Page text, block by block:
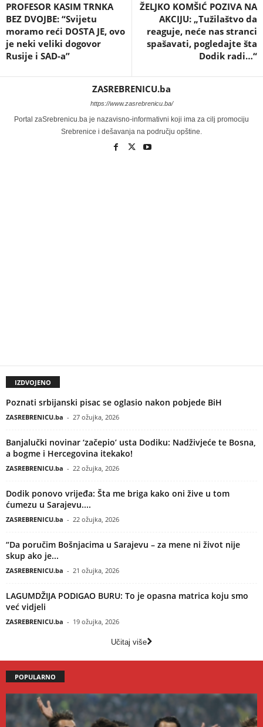
PROFESOR KASIM TRNKA
BEZ DVOJBE: “Svijetu
moramo reći DOSTA JE, ovo
je neki veliki dogovor
Rusije i SAD-a”
ŽELJKO KOMŠIĆ POZIVA NA
AKCIJU: „Tužilaštvo da
reaguje, neće nas stranci
spašavati, pogledajte šta
Dodik radi…“
ZASREBRENICU.ba
https://www.zasrebrenicu.ba/
Portal zaSrebrenicu.ba je nazavisno-informativni koji ima za cilj promociju
Srebrenice i dešavanja na području opštine.
IZDVOJENO
Poznati srbijanski pisac se oglasio nakon pobjede BiH
ZASREBRENICU.ba - 27 ožujka, 2026
Banjalučki novinar ‘začepio’ usta Dodiku: Nadživjeće te Bosna,
a bogme i Hercegovina itekako!
ZASREBRENICU.ba - 22 ožujka, 2026
Dodik ponovo vrijeđa: Šta me briga kako oni žive u tom
ćumezu u Sarajevu....
ZASREBRENICU.ba - 22 ožujka, 2026
“Da poručim Bošnjacima u Sarajevu – za mene ni život nije
skup ako je...
ZASREBRENICU.ba - 21 ožujka, 2026
LAGUMDŽIJA PODIGAO BURU: To je opasna matrica koju smo
već vidjeli
ZASREBRENICU.ba - 19 ožujka, 2026
Učitaj više
POPULARNO